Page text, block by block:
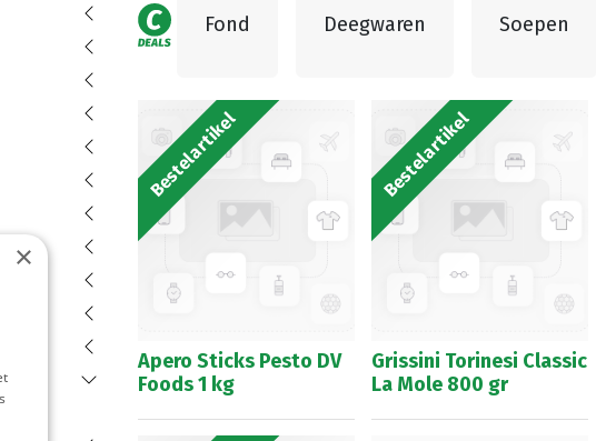
Fond Deegwaren Soepen
Bestelartikel
Apero Sticks Pesto DV
Foods 1 kg
Bestelartikel
Grissini Torinesi Classic
La Mole 800 gr
×